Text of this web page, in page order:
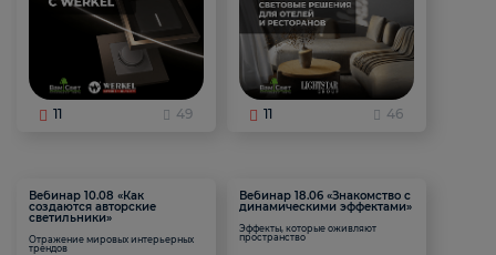
11 49 11 46
Вебинар 10.08 «Как
создаются авторские
светильники»
Отражение мировых интерьерных
трендов
Вебинар 18.06 «Знакомство с
динамическими эффектами»
Эффекты, которые оживляют
пространство